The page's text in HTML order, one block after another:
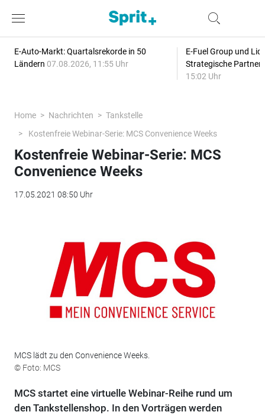
E-Auto-Markt: Quartalsrekorde in 50
Ländern 07.08.2026, 11:55 Uhr
E-Fuel Group und
Strategische
15:02 Uhr
Home Nachrichten
Tankstelle
Kostenfreie Webinar-Serie: MCS Convenience Weeks
Kostenfreie Webinar-Serie: MCS
Convenience Weeks
17.05.2021 08:50 Uhr
MCS lädt zu den Convenience Weeks.
© Foto: MCS
MCS startet eine virtuelle Webinar-Reihe rund um
den Tankstellenshop. In den Vorträgen werden